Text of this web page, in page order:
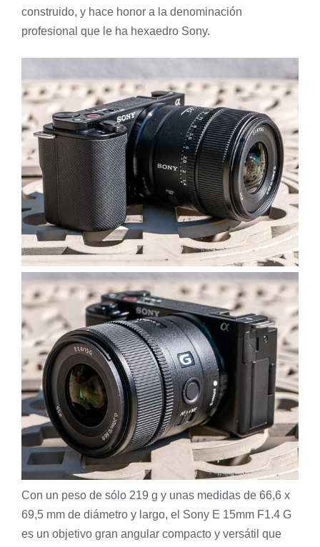
construido, y hace honor a la denominación
profesional que le ha hexaedro Sony.
Con un peso de sólo 219 g y unas medidas de 66,6 x
69,5 mm de diámetro y largo, el Sony E 15mm F1.4 G
es un objetivo gran angular compacto y versátil que